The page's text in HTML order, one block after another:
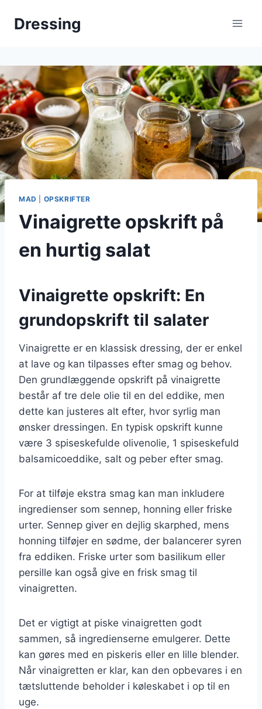
Dressing
MAD OPSKRIFTER
Vinaigrette opskrift på
en hurtig salat
Vinaigrette opskrift: En
grundopskrift til salater
Vinaigrette er en klassisk dressing, der er enkel
at lave og kan tilpasses efter smag og behov.
Den grundlæggende opskrift på vinaigrette
består af tre dele olie til en del eddike, men
dette kan justeres alt efter, hvor syrlig man
ønsker dressingen. En typisk opskrift kunne
være 3 spiseskefulde olivenolie, 1 spiseskefuld
balsamicoeddike, salt og peber efter smag.
For at tilføje ekstra smag kan man inkludere
ingredienser som sennep, honning eller friske
urter. Sennep giver en dejlig skarphed, mens
honning tilføjer en sødme, der balancerer syren
fra eddiken. Friske urter som basilikum eller
persille kan også give en frisk smag til
vinaigretten.
Det er vigtigt at piske vinaigretten godt
sammen, så ingredienserne emulgerer. Dette
kan gøres med en piskeris eller en lille blender.
Når vinaigretten er klar, kan den opbevares i en
tætsluttende beholder i køleskabet i op til en
uge.